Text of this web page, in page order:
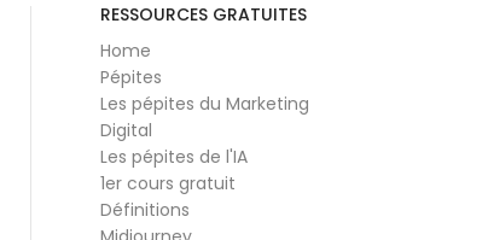
RESSOURCES GRATUITES
Home
Pépites
Les pépites du Marketing
Digital
Les pépites de l'IA
1er cours gratuit
Définitions